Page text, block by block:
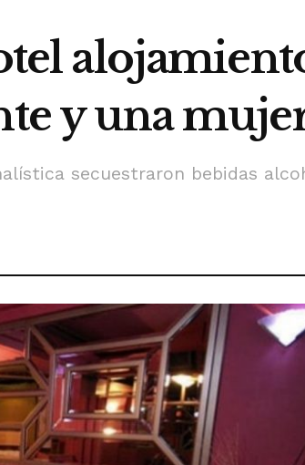
y una
secuestraron bebidas